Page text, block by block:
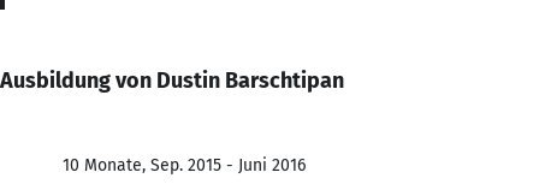
Ausbildung von Dustin Barschtipan
10 Monate, Sep. 2015 - Juni 2016